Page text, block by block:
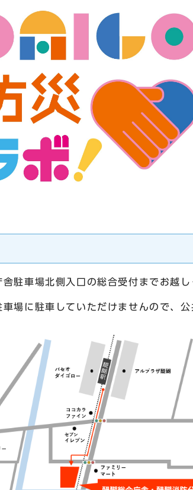
駐車場北側入口の総合受付までお越し
場に駐車していただけませんので、公